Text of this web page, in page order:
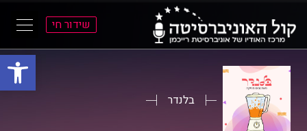
פתח
התפריט
התוכן
שידור חי
בלנדר